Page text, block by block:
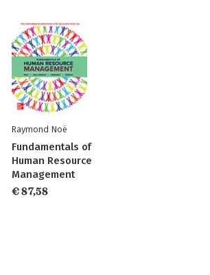
Raymond Noë
Fundamentals of
Human Resource
Management
€ 87,58